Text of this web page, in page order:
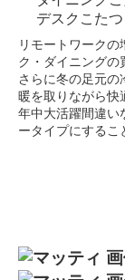
デスクこた
リモートワーク
ク・ダイニングの
さらに冬の足元の
暖を取りながら快
年中大活躍間違い
ータイプにするこ